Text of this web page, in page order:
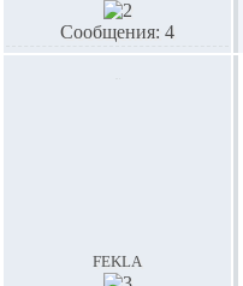
Сообщения: 4
fekla